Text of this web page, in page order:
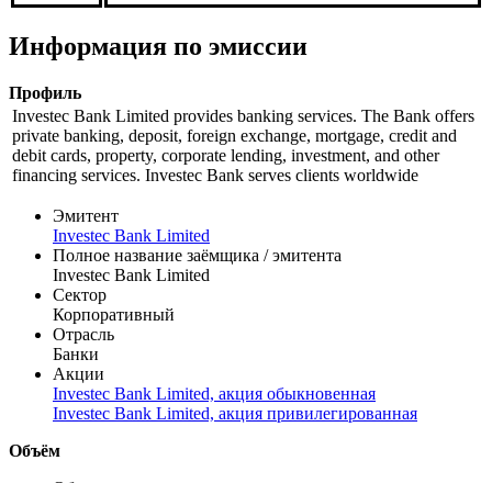
*** |
***
Информация по эмиссии
Профиль
Investec Bank Limited provides banking services. The Bank offers
private banking, deposit, foreign exchange, mortgage, credit and
debit cards, property, corporate lending, investment, and other
financing services. Investec Bank serves clients worldwide
Эмитент
Investec Bank Limited
Полное название заёмщика / эмитента
Investec Bank Limited
Сектор
Корпоративный
Отрасль
Акции